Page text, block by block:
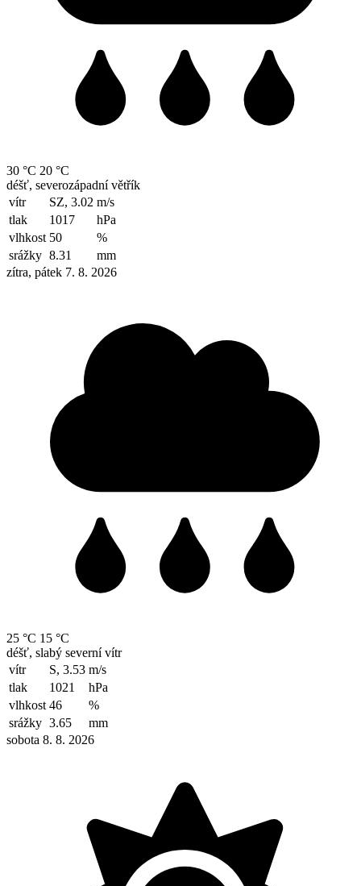
30 °C 20 °C
déšť, severozápadní větřík
vítr
SZ, 3.02 m/s
tlak
1017
hPa
vlhkost 50
%
srážky 8.31
mm
zítra, pátek 7. 8. 2026
25 °C 15 °C
déšť, slabý severní vítr
vítr
S, 3.53 m/s
tlak
1021
hPa
vlhkost 46
%
srážky 3.65
mm
sobota 8. 8. 2026